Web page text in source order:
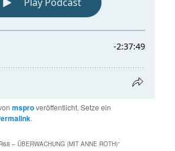
msproveröffentlicht. Setze ein
.
– ÜBERWACHUNG (MIT ANNE ROTH)“